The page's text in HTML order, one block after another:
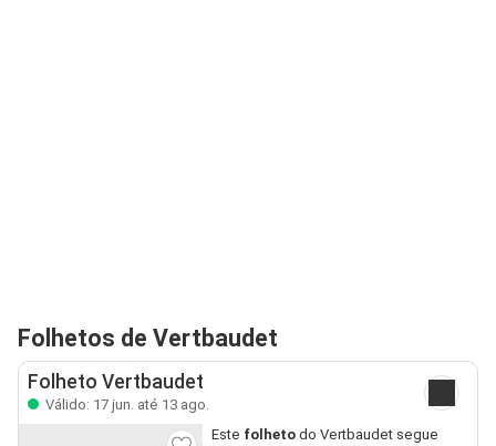
Folhetos de Vertbaudet
Folheto Vertbaudet
Válido: 17 jun. até 13 ago.
Este folhetodo Vertbaudet segue